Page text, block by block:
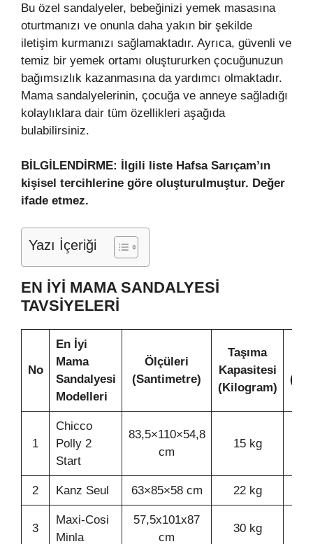
Bu özel sandalyeler, bebeğinizi yemek masasına
oturtmanızı ve onunla daha yakın bir şekilde
iletişim kurmanızı sağlamaktadır. Ayrıca, güvenli ve
temiz bir yemek ortamı oluştururken çocuğunuzun
bağımsızlık kazanmasına da yardımcı olmaktadır.
Mama sandalyelerinin, çocuğa ve anneye sağladığı
kolaylıklara dair tüm özellikleri aşağıda
bulabilirsiniz.
BİLGİLENDİRME: İlgili liste Hafsa Sarıçam’ın
kişisel tercihlerine göre oluşturulmuştur. Değer
ifade etmez.
Yazı İçeriği
EN İYI MAMA SANDALYESİ
TAVSIYELERI
No
En İyi
Mama
Sandalyesi
Modelleri
Ölçüleri
(Santimetre)
Taşıma
Kapasitesi
(Kilogram)
1
Chicco
Polly 2
Start
83,5×110×54,8
cm
15 kg
2 Kanz Seul 63×85×58 cm 22 kg
3
Maxi-Cosi
Minla
57,5x101x87
cm
30 kg